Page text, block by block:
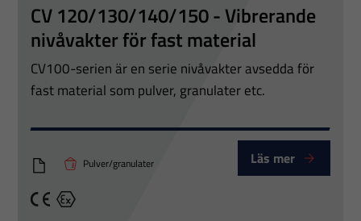
CV 120/130/140/150 - Vibrerande
nivåvakter för fast material
CV100-serien är en serie nivåvakter avsedda för
fast material som pulver, granulater etc.
Vibrerande nivåvakt CV120-130-140-150
Pulver/granulater Läs mer
CE Ex